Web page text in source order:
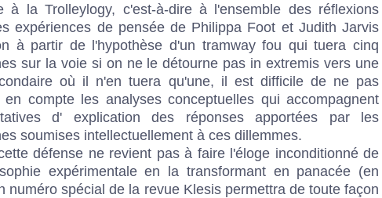
à laTrolleylogy, c'est-à-dire à l'ensemble des réflexions
expériences de pensée de Philippa Foot et Judith Jarvis
à partir de l'hypothèse d'un tramway fou qui tuera cinq
sur la voie si on ne le détourne pas in extremis vers une
où il n'en tuera qu'une, il est difficile de ne pas
en compte les analyses conceptuelles qui accompagnent
d' explication des réponses apportées par les
soumises intellectuellement à ces dillemmes.
défense ne revient pas à faire l'éloge inconditionné de
expérimentale en la transformant en panacée (en
numéro spécial de la revue Klesispermettra de toute façon